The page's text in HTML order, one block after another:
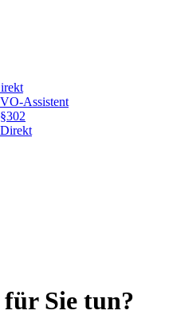
Assistent
Sie tun?